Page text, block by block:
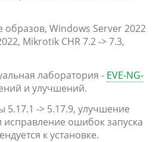
Windows Server 2022
Mikrotik CHR 7.2 -> 7.3,
лаборатория - EVE-NG-
и улучшений.
5.17.1 -> 5.17.9, улучшение
исправление ошибок запуска
к установке.